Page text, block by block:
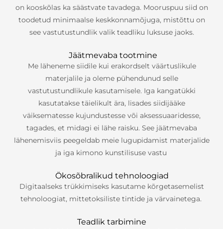
on kooskõlas ka säästvate tavadega. Mooruspuu siid on
toodetud minimaalse keskkonnamõjuga, mistõttu on
see vastutustundlik valik teadliku luksuse jaoks.
Jäätmevaba tootmine
Me läheneme siidile kui erakordselt väärtuslikule
materjalile ja oleme pühendunud selle
vastutustundlikule kasutamisele. Iga kangatükki
kasutatakse täielikult ära, lisades siidijääke
väiksematesse kujundustesse või aksessuaaridesse,
tagades, et midagi ei lähe raisku. See jäätmevaba
lähenemisviis peegeldab meie lugupidamist materjalide
ja iga kimono kunstilisuse vastu
Ökosõbralikud tehnoloogiad
Digitaalseks trükkimiseks kasutame kõrgetasemelist
tehnoloogiat, mittetoksiliste tintide ja värvainetega.
Teadlik tarbimine